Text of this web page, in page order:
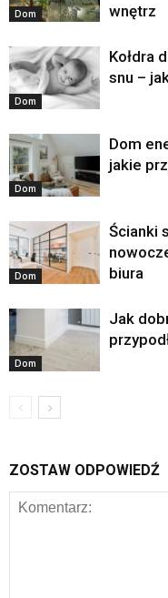
Dom
wnętrz
Dom
Kołdra
snu –
Dom
Dom
jakie
Dom
Ścianki
biura
Dom
Jak
ZOSTAW ODPOWIEDŹ